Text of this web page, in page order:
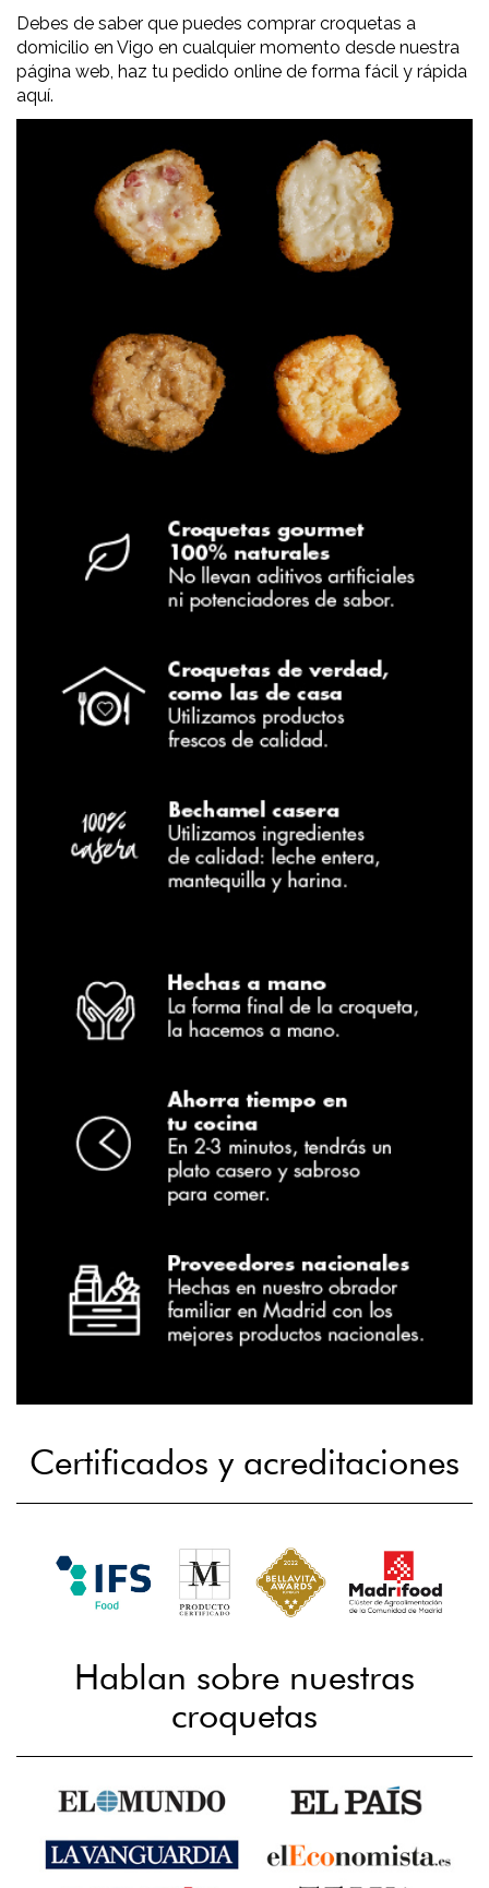
Debes de saber que puedes comprar croquetas a
domicilio en Vigo en cualquier momento desde nuestra
página web, haz tu pedido online de forma fácil y rápida
aquí.
Certificados y acreditaciones
Hablan sobre nuestras
croquetas